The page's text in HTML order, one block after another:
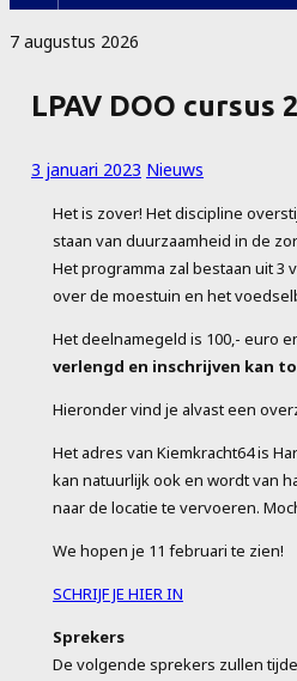
7 augustus 2026
LPAV DOO cursus
3 januari 2023 Nieuws
Het is zover! Het discipline
staan van duurzaamheid in de
Het programma zal bestaan uit
over de moestuin en het
Het deelnamegeld is 100,- euro
verlengd en inschrijven kan
Hieronder vind je alvast een
Het adres van Kiemkracht64 is
kan natuurlijk ook en wordt van
naar de locatie te vervoeren.
We hopen je 11 februari te zien!
SCHRIJF JE HIER IN
Sprekers
De volgende sprekers zullen